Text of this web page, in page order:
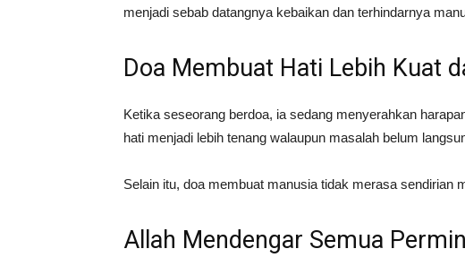
menjadi sebab datangnya kebaikan dan terhindarnya
Doa Membuat Hati Lebih Kuat
Ketika seseorang berdoa, ia sedang menyerahkan
hati menjadi lebih tenang walaupun masalah belum
Selain itu, doa membuat manusia tidak merasa sendirian
Allah Mendengar Semua